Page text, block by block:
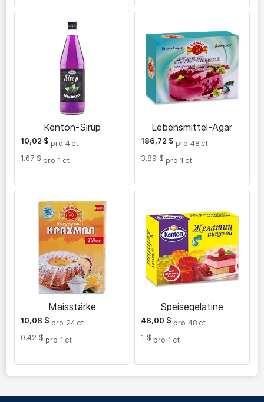
Kenton-Sirup
10,02 $ pro 4 ct
1.67 $ pro 1 ct
Lebensmittel-Agar
186,72 $ pro 48 ct
3.89 $ pro 1 ct
Maisstärke
10,08 $ pro 24 ct
0.42 $ pro 1 ct
Speisegelatine
48,00 $ pro 48 ct
1 $ pro 1 ct